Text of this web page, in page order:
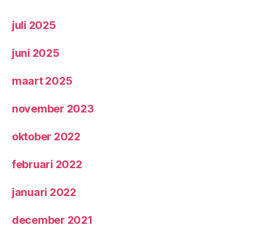
juli 2025
juni 2025
maart 2025
november 2023
oktober 2022
februari 2022
januari 2022
december 2021